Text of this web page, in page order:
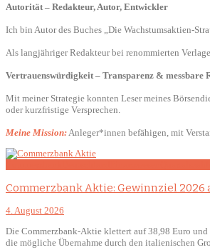
Autorität – Redakteur, Autor, Entwickler
Ich bin Autor des Buches „Die Wachstumsaktien-
Als langjähriger Redakteur bei renommierten
Vertrauenswürdigkeit – Transparenz & messbare
Mit meiner Strategie konnten Leser meines
oder kurzfristige Versprechen.
Meine Mission: Anleger*innen befähigen, mit
Commerzbank Aktie: Gewinnziel 2026
4. August 2026
Die Commerzbank-Aktie klettert auf 38,98 Euro
die mögliche Übernahme durch den italienischen